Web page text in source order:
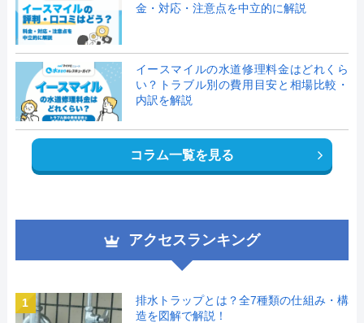
金・対応・注意点を中立的に解説
イースマイルの水道修理料金はどれくら
い？トラブル別の費用目安と相場比較・
内訳を解説
コラム一覧を見る
アクセスランキング
1
排水トラップとは？全7種類の仕組み・構
造を図解で解説！